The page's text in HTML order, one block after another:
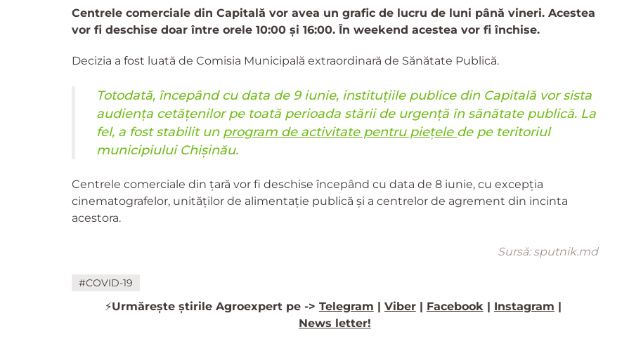
Centrele comerciale din Capitală vor avea un grafic de lucru de luni până vineri. Acestea
vor fi deschise doar între orele 10:00 și 16:00. În weekend acestea vor fi închise.
Decizia a fost luată de Comisia Municipală extraordinară de Sănătate Publică.
Totodată, începând cu data de 9 iunie, instituțiile publice din Capitală vor sista
audiența cetățenilor pe toată perioada stării de urgență în sănătate publică. La
fel, a fost stabilit un program de activitate pentru piețele de pe teritoriul
municipiului Chișinău.
Centrele comerciale din țară vor fi deschise începând cu data de 8 iunie, cu excepția
cinematografelor, unităților de alimentație publică și a centrelor de agrement din incinta
acestora.
Sursă: sputnik.md
#COVID-19
⚡️Urmărește știrile Agroexpert pe -> Telegram Viber| Facebook| Instagram
News letter!